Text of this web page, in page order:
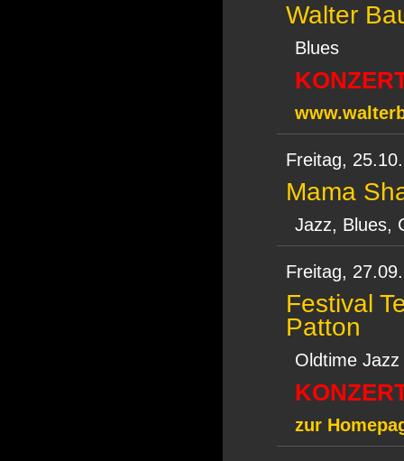
Walter
Blues
Freitag,
Mama
Jazz, Blues,
Freitag,
Festival
Patton
Oldtime Jazz
zur